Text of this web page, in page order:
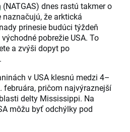
(NATGAS) dnes rastú takmer o
naznačujú, že arktická
prinesie budúci týždeň
pobrežie USA. To
a zvýši dopyt po
v USA klesnú medzi 4–
februára, pričom najvýraznejší
delty Mississippi. Na
môžu byť odchýlky pod